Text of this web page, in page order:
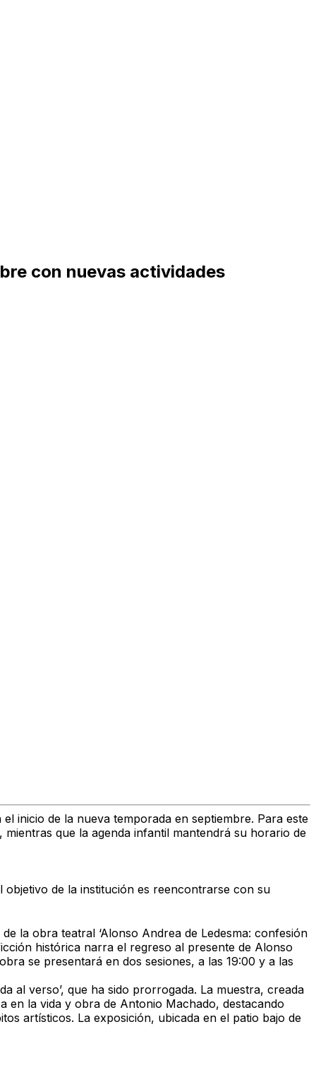
con nuevas actividades
inicio de la nueva temporada en septiembre. Para este
, mientras que la agenda infantil mantendrá su horario de
de la institución es reencontrarse con su
la obra teatral ‘Alonso Andrea de Ledesma: confesión
histórica narra el regreso al presente de Alonso
se presentará en dos sesiones, a las 19:00 y a las
al verso’, que ha sido prorrogada. La muestra, creada
en la vida y obra de Antonio Machado, destacando
artísticos. La exposición, ubicada en el patio bajo de